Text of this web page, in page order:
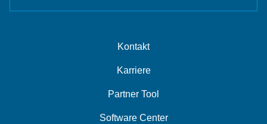
Kontakt
Karriere
Partner Tool
Software Center